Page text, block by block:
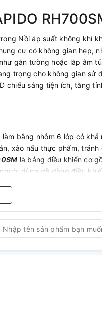
Nồi áp suất không khí
cư có không gian hẹp,
gắn tường hoặc lắp âm
trọng cho không gian sử
chiếu sáng tiện ích, tăng
bằng nhôm 6 lớp có khả
xào nấu thực phẩm, tránh
là bảng điều khiển cơ
dùng dễ dàng điều
hút từ nhẹ đến mạnh đảm
Thân máy được làm từ chất
mọi vết bám bẩn.